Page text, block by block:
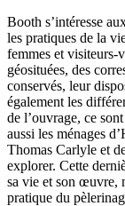
Booth s’intéresse
les pratiques de la
femmes et visiteurs-
géosituées, des
conservés, leur
également les
de l’ouvrage, ce
aussi les ménages
Thomas Carlyle et
explorer. Cette
sa vie et son œuvre,
pratique du